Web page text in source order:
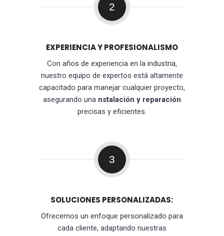
2
EXPERIENCIA Y PROFESIONALISMO
Con años de experiencia en la industria,
nuestro equipo de expertos está altamente
capacitado para manejar cualquier proyecto,
asegurando una nstalación y reparación
precisas y eficientes.
3
SOLUCIONES PERSONALIZADAS:
Ofrecemos un enfoque personalizado para
cada cliente, adaptando nuestras